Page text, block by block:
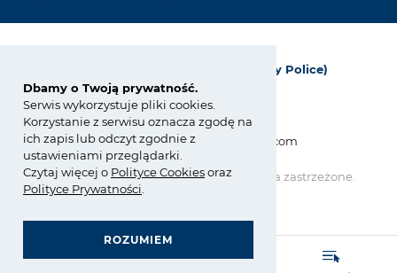
Dbamy o Twoją prywatność.
Serwis wykorzystuje pliki cookies.
Korzystanie z serwisu oznacza zgodę na
ich zapis lub odczyt zgodnie z
ustawieniami przeglądarki.
Czytaj więcej o PolityceCookiesoraz
Polityce Prywatności
ROZUMIEM
Grupa Azoty Polyolefins (Polimery Police)
ul. Kuźnicka 1
72-010 Police; Polska
info_polyolefins@grupaazoty.com
Copyright © Grupa Azoty. Wszelkie prawa zastrzeżone.